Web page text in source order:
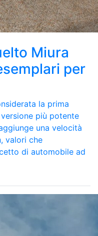
Miura
per
la prima
più potente
una velocità
valori che
di automobile ad